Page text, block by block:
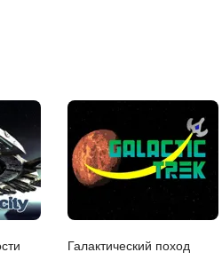
Галактический поход